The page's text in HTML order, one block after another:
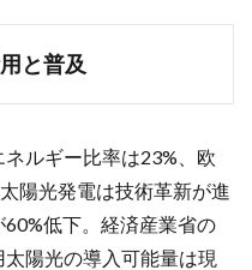
と普及
ルギー比率は23%、欧
陽光発電は技術革新が進
低下。経済産業省の
陽光の導入可能量は現